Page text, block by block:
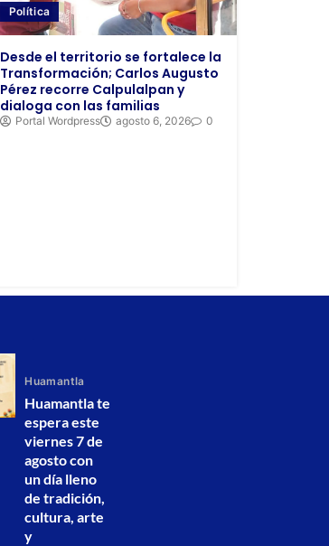
Política
Desde el territorio se fortalece la
Transformación; Carlos Augusto
Pérez recorre Calpulalpan y
dialoga con las familias
Portal Wordpress agosto 6, 2026 0
Huamantla
Huamantla te
espera este
viernes 7 de
agosto con
un día lleno
de tradición,
cultura, arte
y